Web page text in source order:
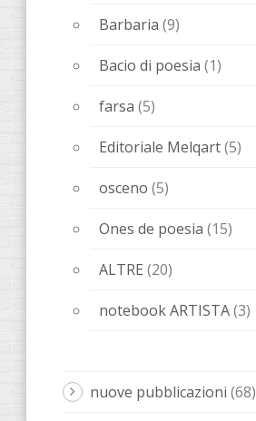
Barbaria (9)
Bacio di poesia (1)
farsa (5)
Editoriale Melqart(5)
osceno (5)
Ones de poesia (15)
ALTRE (20)
notebook ARTISTA(3)
nuove pubblicazioni (68)